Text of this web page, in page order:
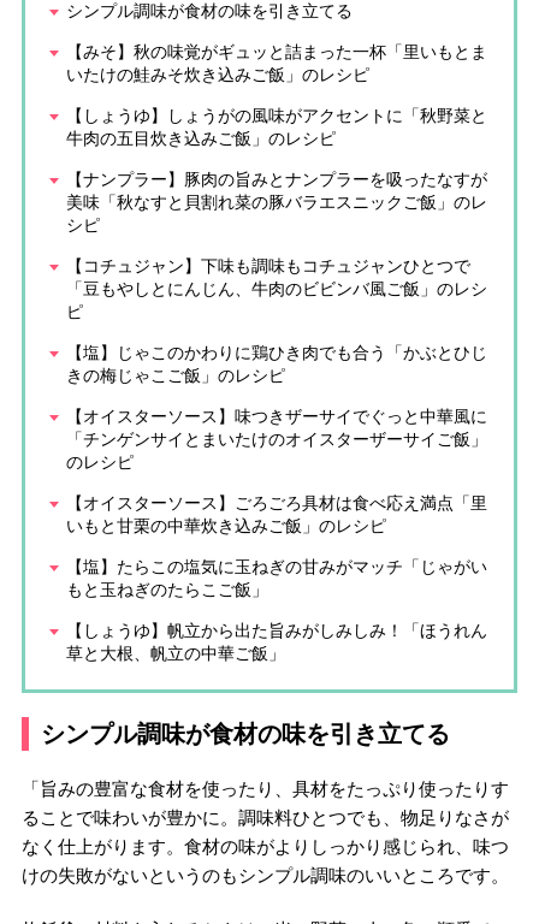
シンプル調味が食材の味を引き立てる
【みそ】秋の味覚がギュッと詰まった一杯「里いもとま
いたけの鮭みそ炊き込みご飯」のレシピ
【しょうゆ】しょうがの風味がアクセントに「秋野菜と
牛肉の五目炊き込みご飯」のレシピ
【ナンプラー】豚肉の旨みとナンプラーを吸ったなすが
美味「秋なすと貝割れ菜の豚バラエスニックご飯」のレ
シピ
【コチュジャン】下味も調味もコチュジャンひとつで
「豆もやしとにんじん、牛肉のビビンバ風ご飯」のレシ
ピ
【塩】じゃこのかわりに鶏ひき肉でも合う「かぶとひじ
きの梅じゃこご飯」のレシピ
【オイスターソース】味つきザーサイでぐっと中華風に
「チンゲンサイとまいたけのオイスターザーサイご飯」
のレシピ
【オイスターソース】ごろごろ具材は食べ応え満点「里
いもと甘栗の中華炊き込みご飯」のレシピ
【塩】たらこの塩気に玉ねぎの甘みがマッチ「じゃがい
もと玉ねぎのたらこご飯」
【しょうゆ】帆立から出た旨みがしみしみ！「ほうれん
草と大根、帆立の中華ご飯」
シンプル調味が食材の味を引き立てる
「旨みの豊富な食材を使ったり、具材をたっぷり使ったりす
ることで味わいが豊かに。調味料ひとつでも、物足りなさが
なく仕上がります。食材の味がよりしっかり感じられ、味つ
けの失敗がないというのもシンプル調味のいいところです。